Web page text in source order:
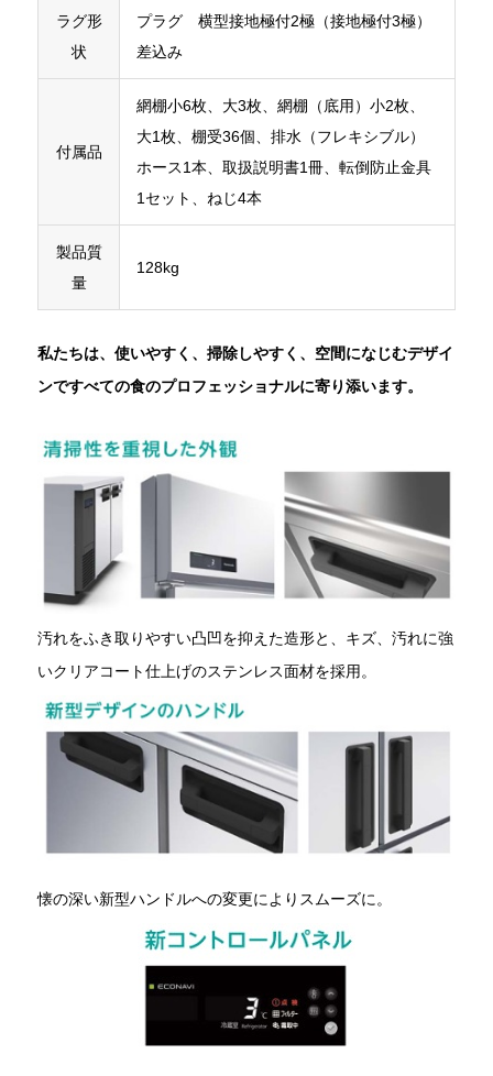
ラグ形
状
プラグ 横型接地極付2極（接地極付3極）
差込み
付属品
網棚小6枚、大3枚、網棚（底用）小2枚、
大1枚、棚受36個、排水（フレキシブル）
ホース1本、取扱説明書1冊、転倒防止金具
1セット、ねじ4本
製品質
量
128kg
私たちは、使いやすく、掃除しやすく、空間になじむデザイ
ンですべての食のプロフェッショナルに寄り添います。
汚れをふき取りやすい凸凹を抑えた造形と、キズ、汚れに強
いクリアコート仕上げのステンレス面材を採用。
懐の深い新型ハンドルへの変更によりスムーズに。